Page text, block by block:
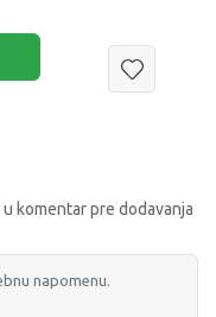
komentar pre dodavanja